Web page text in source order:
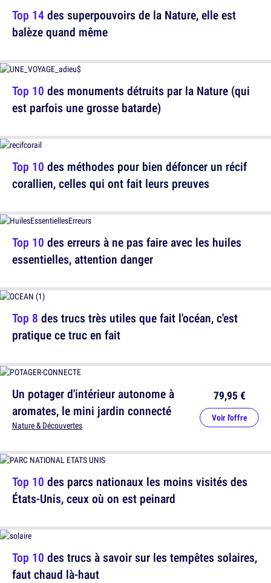
Top 10 des monuments détruits par la Nature (qui
est parfois une grosse batarde)
Top 10 des erreurs à ne pas faire avec les huiles
essentielles, attention danger
Un potager d'intérieur autonome à
aromates, le mini jardin connecté
Nature & Découvertes
79,95 €
Voir l'offre
Top 10 des trucs à savoir sur les tempêtes solaires,
faut chaud là-haut
Top 14des superpouvoirs de la Nature, elle est
balèze quand même
Top 10 des méthodes pour bien défoncer un récif
corallien, celles qui ont fait leurs preuves
Top 8 des trucs très utiles que fait l'océan, c'est
pratique ce truc en fait
Top 10 des parcs nationaux les moins visités des
États-Unis, ceux où on est peinard